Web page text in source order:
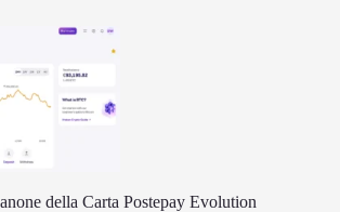
della Carta Postepay Evolution